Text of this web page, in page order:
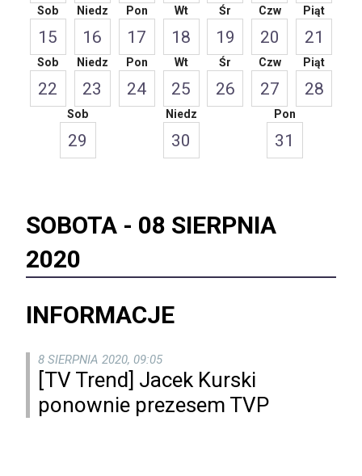
Sob
15
Niedz
16
Pon
17
Wt
18
Śr
19
Czw
20
Piąt
21
Sob
22
Niedz
23
Pon
24
Wt
25
Śr
26
Czw
27
Piąt
28
Sob
29
Niedz
30
Pon
31
SOBOTA - 08 SIERPNIA
2020
INFORMACJE
8 SIERPNIA 2020, 09:05
[TV Trend] Jacek Kurski
ponownie prezesem TVP